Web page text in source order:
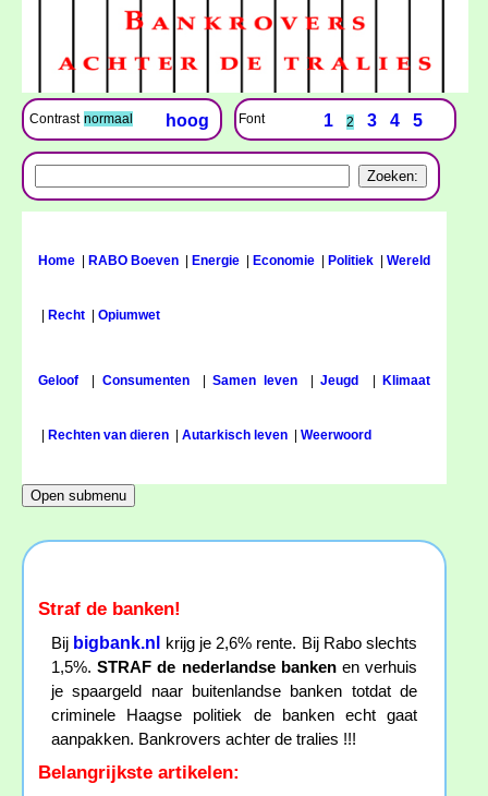
Contrast normaal hoog Font 1 2 3 4 5
Home RABO Boeven Energie Economie Politiek Wereld
Recht Opiumwet
Geloof Consumenten|Samen leven|Jeugd Klimaat
Rechten van dieren Autarkisch leven Weerwoord
Straf de banken!
Bij bigbank.nl
krijg je 2,6% rente. Bij Rabo slechts
1,5%.STRAF de nederlandse bankenen verhuis
je spaargeld naar buitenlandse banken totdat de
criminele Haagse politiek de banken echt gaat
aanpakken. Bankrovers achter de tralies !!!
Belangrijkste artikelen: